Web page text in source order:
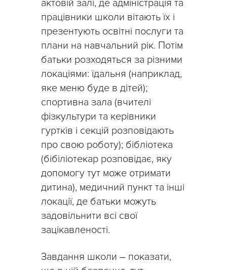
актовій залі, де адміністрація та
працівники школи вітають їх і
презентують освітні послуги та
плани на навчальний рік. Потім
батьки розходяться за різними
локаціями: їдальня (наприклад,
яке меню буде в дітей);
спортивна зала (вчителі
фізкультури та керівники
гуртків і секцій розповідають
про свою роботу); бібліотека
(бібіліотекар розповідає, яку
допомогу тут може отримати
дитина), медичний пункт та інші
локації, де батьки можуть
задовільнити всі свої
зацікавленості.
Завдання школи – показати,